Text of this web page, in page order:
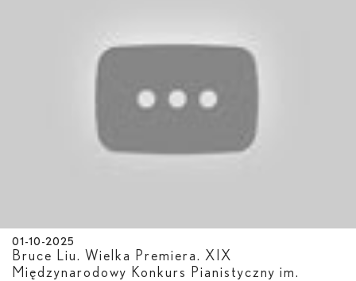
01-10-2025
Bruce Liu. Wielka Premiera. XIX
Międzynarodowy Konkurs Pianistyczny im.